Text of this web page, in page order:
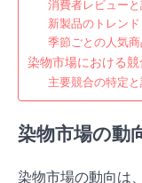
消費者レビュー
新製品のトレン
季節ごとの人気
染物市場における
主要競合の特定
染物市場の動
染物市場の動向は